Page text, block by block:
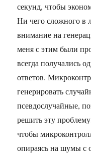
секунд, чтобы
Ни чего сложного в
внимание на
меня с этим были
всегда получались
ответов.
генерировать
псевдослучайные,
решить эту
чтобы
опираясь на шумы с